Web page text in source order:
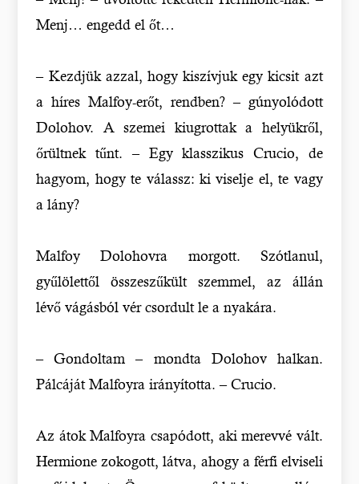
Menj… engedd el őt…
– Kezdjük azzal, hogy kiszívjuk egy kicsit azt
a híres Malfoy-erőt, rendben? – gúnyolódott
Dolohov. A szemei kiugrottak a helyükről,
őrültnek tűnt. – Egy klasszikus Crucio, de
hagyom, hogy te válassz: ki viselje el, te vagy
a lány?
Malfoy Dolohovra morgott. Szótlanul,
gyűlölettől összeszűkült szemmel, az állán
lévő vágásból vér csordult le a nyakára.
– Gondoltam – mondta Dolohov halkan.
Pálcáját Malfoyra irányította. – Crucio.
Az átok Malfoyra csapódott, aki merevvé vált.
Hermione zokogott, látva, ahogy a férfi elviseli